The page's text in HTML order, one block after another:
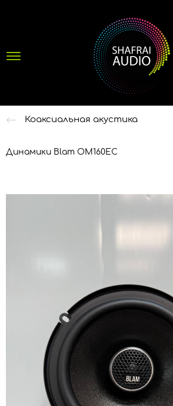
Коаксиальная акустика
Динамики Blam OM160EC